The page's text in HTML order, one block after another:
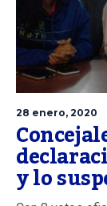
28 enero, 2020
y lo